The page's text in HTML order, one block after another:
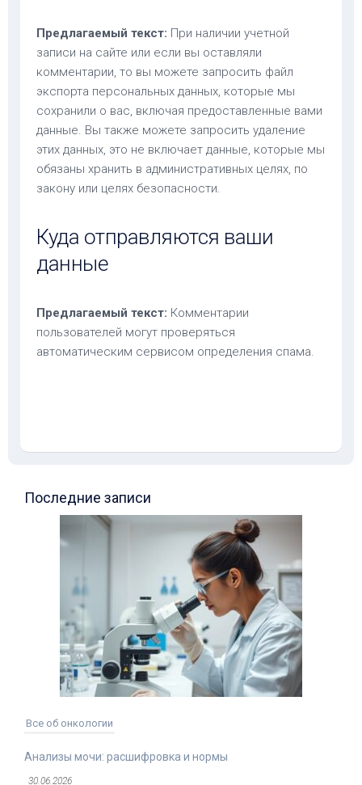
Предлагаемый текст: При наличии учетной
записи на сайте или если вы оставляли
комментарии, то вы можете запросить файл
экспорта персональных данных, которые мы
сохранили о вас, включая предоставленные вами
данные. Вы также можете запросить удаление
этих данных, это не включает данные, которые мы
обязаны хранить в административных целях, по
закону или целях безопасности.
Куда отправляются ваши
данные
Предлагаемый текст: Комментарии
пользователей могут проверяться
автоматическим сервисом определения спама.
Последние записи
Все об онкологии
Анализы мочи: расшифровка и нормы
30.06.2026